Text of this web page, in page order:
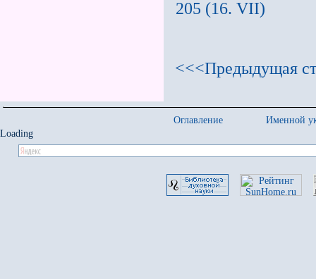
205 (16. VII)
<<<Предыдущая
Оглавление
Именной
Loading